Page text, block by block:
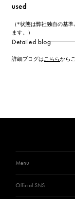
used
（*状態は弊社独自の基
ます。）
Detailed blog
詳細ブログは こちらから
Menu
Official SNS